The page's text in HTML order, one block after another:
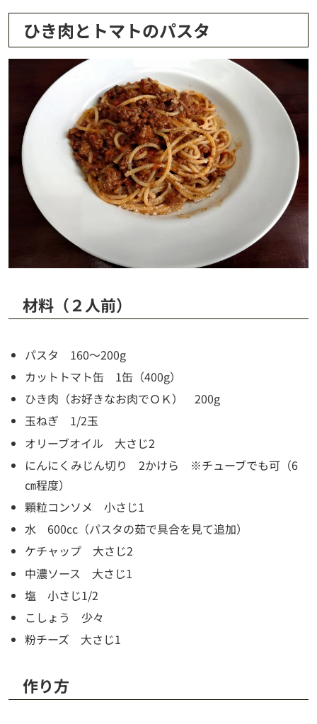
ひき肉とトマトのパスタ
材料（２人前）
パスタ 160～200g
カットトマト缶 1缶（400g）
ひき肉（お好きなお肉でＯＫ） 200g
玉ねぎ 1/2玉
オリーブオイル 大さじ2
にんにくみじん切り 2かけら ※チューブでも可（6
㎝程度）
顆粒コンソメ 小さじ1
水 600cc（パスタの茹で具合を見て追加）
ケチャップ 大さじ2
中濃ソース 大さじ1
塩 小さじ1/2
こしょう 少々
粉チーズ 大さじ1
作り方